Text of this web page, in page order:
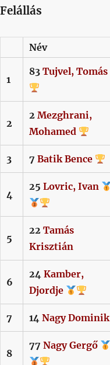
Felállás
Név
1
83 Tujvel, Tomás
2
2 Mezghrani,
Mohamed
3 7 Batik Bence
4
25 Lovric, Ivan
5
22 Tamás
Krisztián
6
24 Kamber,
Djordje
7 14 Nagy Dominik
8
77 Nagy Gergő